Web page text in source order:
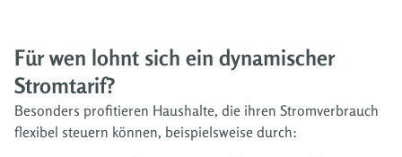
Für wen lohnt sich ein dynamischer
Stromtarif?
Besonders profitieren Haushalte, die ihren Stromverbrauch
flexibel steuern können, beispielsweise durch: